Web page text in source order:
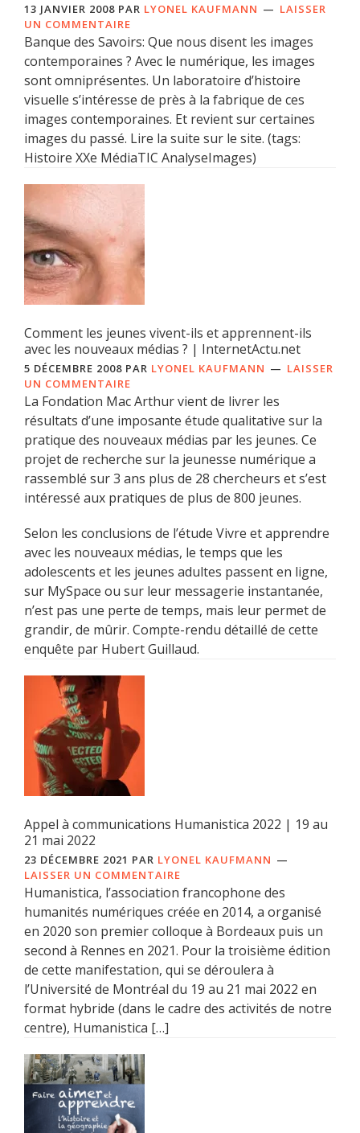
13 JANVIER 2008 PAR LYONEL KAUFMANN
LAISSER
UN COMMENTAIRE
Banque des Savoirs: Que nous disent les images
contemporaines ? Avec le numérique, les images
sont omniprésentes. Un laboratoire d’histoire
visuelle s’intéresse de près à la fabrique de ces
images contemporaines. Et revient sur certaines
images du passé. Lire la suite sur le site. (tags:
Histoire XXe MédiaTIC AnalyseImages)
Comment les jeunes vivent-ils et apprennent-ils
avec les nouveaux médias ? | InternetActu.net
5 DÉCEMBRE 2008 PAR LYONEL KAUFMANN
LAISSER
UN COMMENTAIRE
La Fondation Mac Arthur vient de livrer les
résultats d’une imposante étude qualitative sur la
pratique des nouveaux médias par les jeunes. Ce
projet de recherche sur la jeunesse numérique a
rassemblé sur 3 ans plus de 28 chercheurs et s’est
intéressé aux pratiques de plus de 800 jeunes.
Selon les conclusions de l’étude Vivre et apprendre
avec les nouveaux médias, le temps que les
adolescents et les jeunes adultes passent en ligne,
sur MySpace ou sur leur messagerie instantanée,
n’est pas une perte de temps, mais leur permet de
grandir, de mûrir. Compte-rendu détaillé de cette
enquête par Hubert Guillaud.
Appel à communications Humanistica 2022 | 19 au
21 mai 2022
23 DÉCEMBRE 2021 PAR LYONEL KAUFMANN
LAISSER UN COMMENTAIRE
Humanistica, l’association francophone des
humanités numériques créée en 2014, a organisé
en 2020 son premier colloque à Bordeaux puis un
second à Rennes en 2021. Pour la troisième édition
de cette manifestation, qui se déroulera à
l’Université de Montréal du 19 au 21 mai 2022 en
format hybride (dans le cadre des activités de notre
centre), Humanistica […]